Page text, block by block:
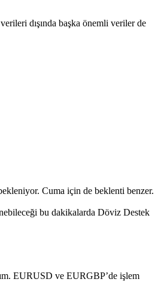
dışında başka önemli veriler de
Cuma için de beklenti benzer.
bu dakikalarda Döviz Destek
EURUSD ve EURGBP’de işlem